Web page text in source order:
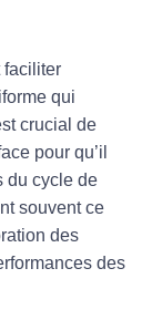
faciliter
qui
crucial de
pour qu’il
du cycle de
souvent ce
des
des